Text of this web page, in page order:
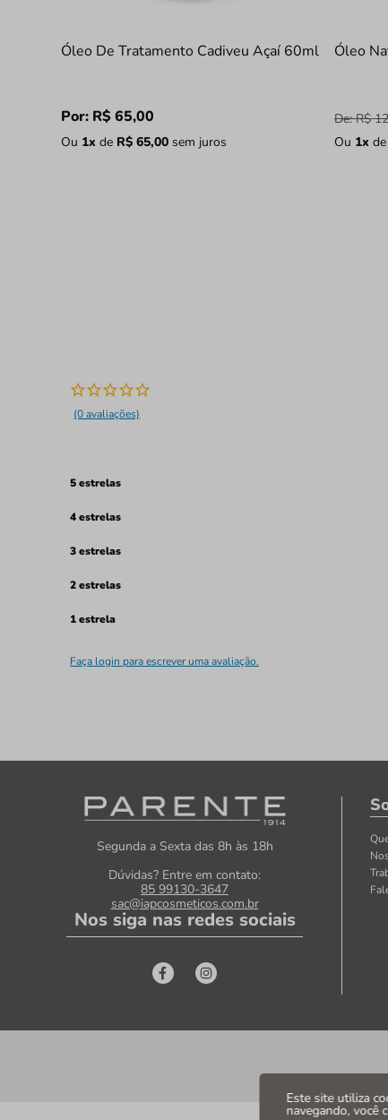
Este site utiliza
navegando, você
Óleo De Tratamento Cadiveu Açaí 60ml
Por: R$ 65,00
Ou 1x de R$ 65,00sem juros
Óleo
De:R$ 12
Ou 1x de
(0 avaliações)
5 estrelas
4 estrelas
3 estrelas
2 estrelas
1 estrela
Faça login para escrever uma avaliação.
Segunda a Sexta das 8h às 18h
Dúvidas? Entre em contato:
85 99130-3647
sac@iapcosmeticos.com.br
Nos siga nas redes sociais